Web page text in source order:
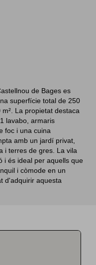
de Bages es
superfície total de 250
La propietat destaca
lavabo, armaris
foc i una cuina
amb un jardí privat,
i terres de gres. La vila
i és ideal per aquells que
i còmode en un
d'adquirir aquesta